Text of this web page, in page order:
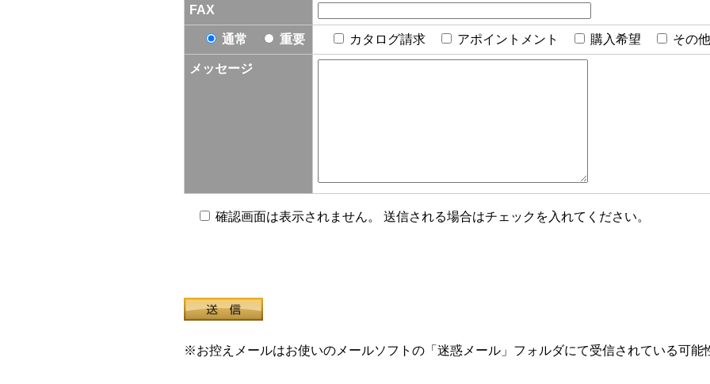
FAX
通常 重要 カタログ請求 アポイントメント 購入希望 その他
メッセージ
確認画面は表示されません。 送信される場合はチェックを入れてください。
※お控えメールはお使いのメールソフトの「迷惑メール」フォルダにて受信されている可能